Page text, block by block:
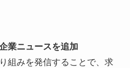
業ニュースを追加
組みを発信することで、求